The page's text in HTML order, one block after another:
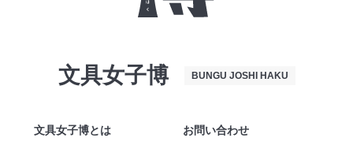
文具女子博 BUNGU JOSHI HAKU
文具女子博とは お問い合わせ